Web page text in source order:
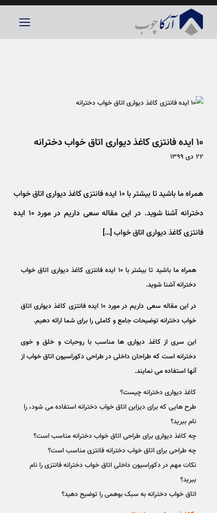
۱۰ ایده فانتزی کاغذ دیواری اتاق خواب دخترانه
۲۲ دی ۱۳۹۹
همراه ما باشید تا بیشتر با ۱۰ ایده فانتزی کاغذ دیواری اتاق خواب
دخترانه آشنا شوید. در این مقاله سعی داریم در مورد ۱۰ ایده
فانتزی کاغذ دیواری اتاق خواب […]
همراه ما باشید تا بیشتر با ۱۰ ایده فانتزی کاغذ دیواری اتاق خواب
دخترانه آشنا شوید.
در این مقاله سعی داریم در مورد ۱۰ ایده فانتزی کاغذ دیواری اتاق
خواب دخترانه توضیحات جامع و کاملی را برای شما ارائه دهیم.
این سری از کاغذ دیواری ها مناسب با روحیات و خلق و خوی
دخترانه است که طراحان داخلی در طراحی دکوراسیون اتاق خواب از
آنها استفاده می نمایند.
کاغذ دیواری دخترانه چیست؟
طرح هایی که برای دیزاین اتاق خواب دخترانه استفاده می شود، را
نام ببرید؟
چه کاغذ دیواری برای طراحی اتاق خواب دخترانه مناسب است؟
چه طراحی برای اتاق خواب دخترانه فانتزی مناسب است؟
نکات مهم در دکوراسیون داخلی اتاق خواب دخترانه فانتزی را نام
ببرید؟
اتاق خواب دخترانه به سبک بوهمی را توضیح دهید؟